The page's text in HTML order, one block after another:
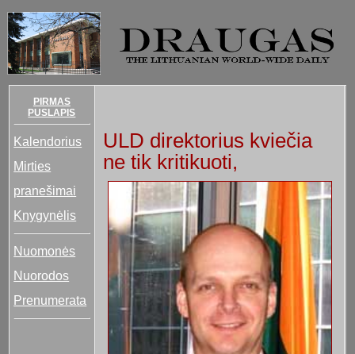
PIRMAS
PUSLAPIS
Kalendorius
Mirties
pranešimai
Knygynėlis
Nuomonės
Nuorodos
Prenumerata
ULD direktorius kviečia
ne tik kritikuoti,